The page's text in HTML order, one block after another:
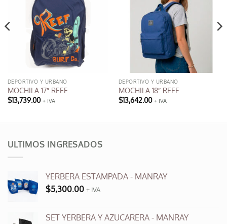
DEPORTIVO Y URBANO
MOCHILA 17″ REEF
$13,739.00 + IVA
múltiples
se
pueden
DEPORTIVO Y URBANO
MOCHILA 18″ REEF
$13,642.00 + IVA
ULTIMOS INGRESADOS
YERBERA ESTAMPADA - MANRAY
$5,300.00 + IVA
SET YERBERA Y AZUCARERA - MANRAY